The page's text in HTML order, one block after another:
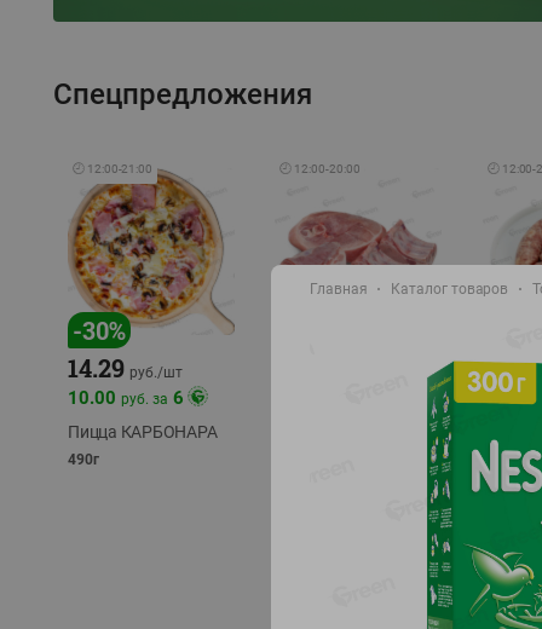
Спецпредложения
🕘 12:00-21:00
-30%
14.29 руб./шт
10.00 руб. за 6
Пицца КАРБОНАРА
490г
🕘 12:00-20:00 🕘 12:00-
9.99
11.99
охлажд
Главная Каталог товаров